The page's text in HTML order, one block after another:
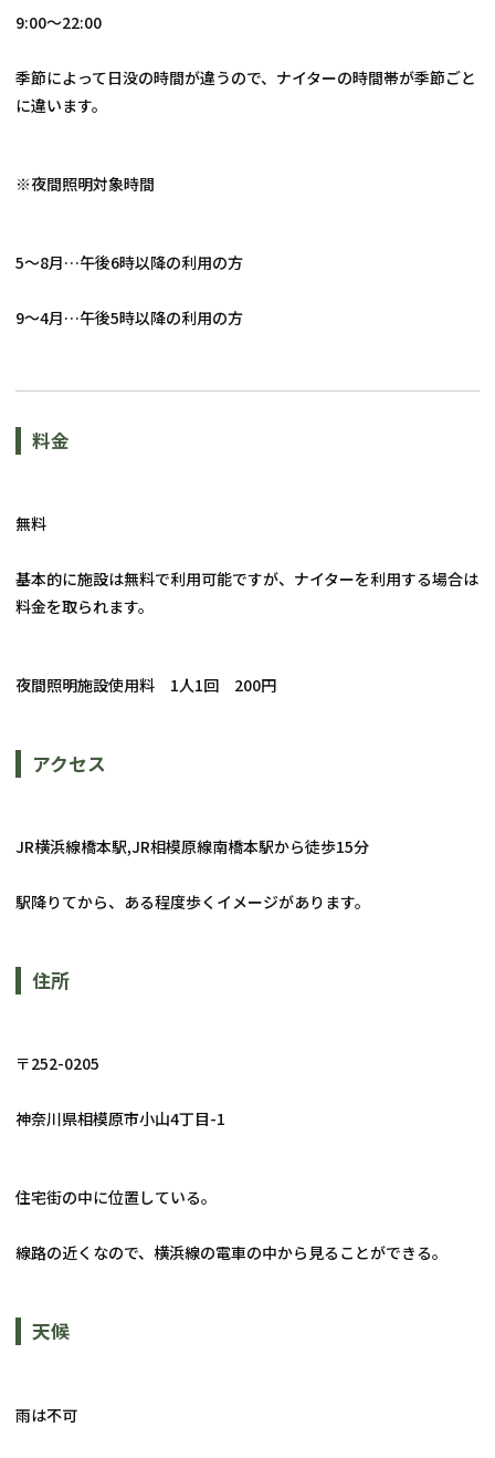
9:00〜22:00
季節によって日没の時間が違うので、ナイターの時間帯が季節ごと
に違います。
※夜間照明対象時間
5～8月…午後6時以降の利用の方
9～4月…午後5時以降の利用の方
料金
無料
基本的に施設は無料で利用可能ですが、ナイターを利用する場合は
料金を取られます。
夜間照明施設使用料　1人1回　200円
アクセス
JR横浜線橋本駅,JR相模原線南橋本駅から徒歩15分
駅降りてから、ある程度歩くイメージがあります。
住所
〒252-0205
神奈川県相模原市小山4丁目-1
住宅街の中に位置している。
線路の近くなので、横浜線の電車の中から見ることができる。
天候
雨は不可